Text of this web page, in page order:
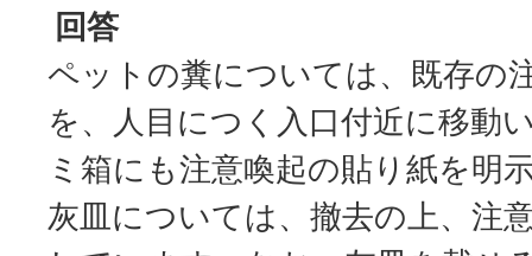
回答
ペットの糞については、既存の
を、人目につく入口付近に移動
ミ箱にも注意喚起の貼り紙を明
灰皿については、撤去の上、注